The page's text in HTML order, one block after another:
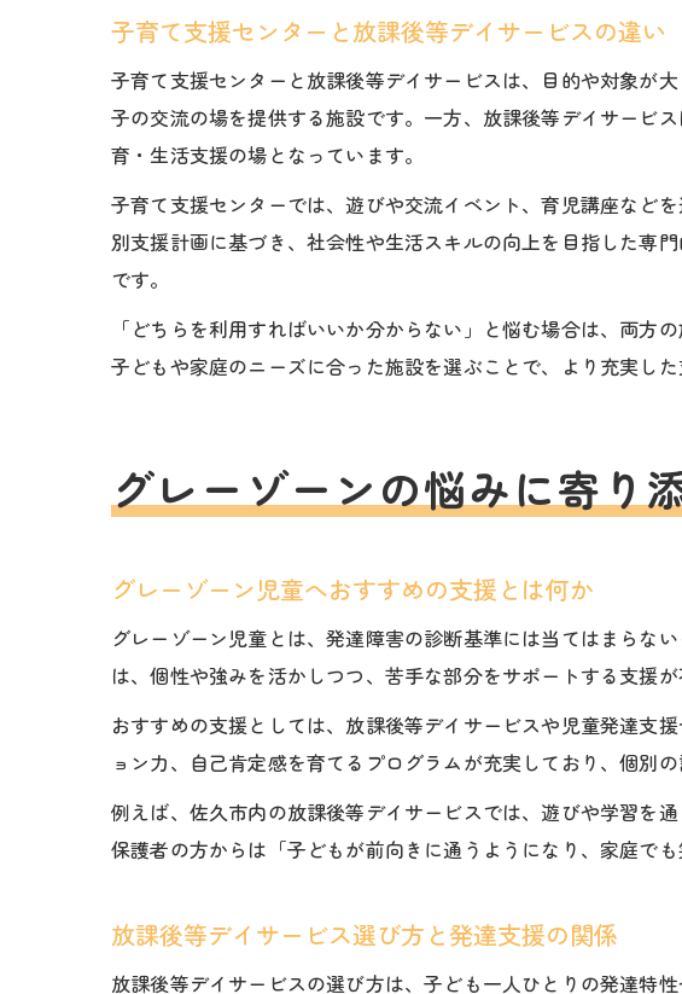
子育て支援センターと放課後等デイサービスの違い
子育て支援センターと放課後等デイサービスは、目的や対象が
子の交流の場を提供する施設です。一方、放課後等デイサービ
育・生活支援の場となっています。
子育て支援センターでは、遊びや交流イベント、育児講座など
別支援計画に基づき、社会性や生活スキルの向上を目指した専
です。
「どちらを利用すればいいか分からない」と悩む場合は、両方
子どもや家庭のニーズに合った施設を選ぶことで、より充実した
グレーゾーンの悩みに寄り
グレーゾーン児童へおすすめの支援とは何か
グレーゾーン児童とは、発達障害の診断基準には当てはまらな
は、個性や強みを活かしつつ、苦手な部分をサポートする支援が
おすすめの支援としては、放課後等デイサービスや児童発達支
ョン力、自己肯定感を育てるプログラムが充実しており、個別
例えば、佐久市内の放課後等デイサービスでは、遊びや学習を
保護者の方からは「子どもが前向きに通うようになり、家庭で
放課後等デイサービス選び方と発達支援の関係
放課後等デイサービスの選び方は、子ども一人ひとりの発達特